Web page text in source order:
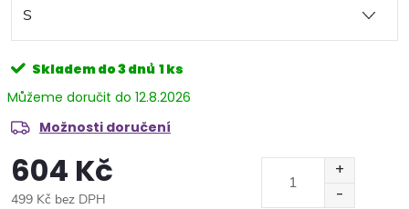
Skladem do 3 dnů 1 ks
12.8.2026
Možnosti doručení
604 Kč
499 Kč bez DPH